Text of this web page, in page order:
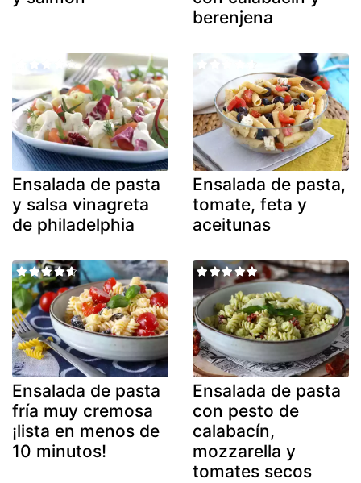
berenjena
Ensalada de pasta
y salsa vinagreta
de philadelphia
Ensalada de pasta,
tomate, feta y
aceitunas
Ensalada de pasta
fría muy cremosa
¡lista en menos de
10 minutos!
Ensalada de pasta
con pesto de
calabacín,
mozzarella y
tomates secos